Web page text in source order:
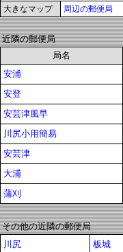
大きなマップ 周辺の郵便局
近隣の郵便局
局名
安浦
安登
安芸津風早
川尻小用簡易
安芸津
大浦
蒲刈
その他の近隣の郵便局
川尻
板城